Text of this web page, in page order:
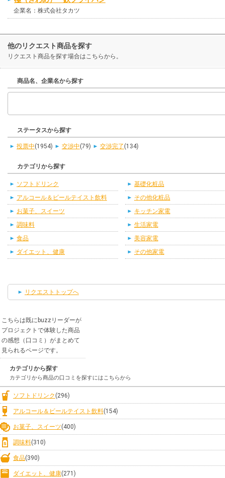
企業名：株式会社タカツ
他のリクエスト商品を探す
リクエスト商品を探す場合はこちらから。
商品名、企業名から探す
ステータスから探す
投票中(1954) 交渉中(79) 交渉完了 (134)
カテゴリから探す
ソフトドリンク
アルコール＆ビールテイスト飲料
お菓子、スイーツ
調味料
食品
ダイエット、健康
基礎化粧品
その他化粧品
キッチン家電
生活家電
美容家電
その他家電
リクエストトップへ
こちらは既にbuzzリーダーが
プロジェクトで体験した商品
の感想（口コミ）がまとめて
見られるページです。
カテゴリから探す
カテゴリから商品の口コミを探すにはこちらから
ソフトドリンク (296)
アルコール＆ビールテイスト飲料(154)
お菓子、スイーツ(400)
調味料(310)
食品(390)
ダイエット、健康(271)